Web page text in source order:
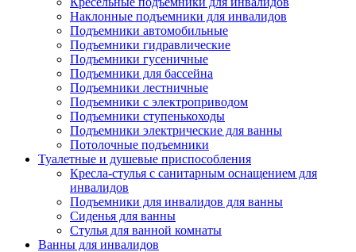
Наклонные подъемники для инвалидов
Подъемники автомобильные
Подъемники гидравлические
Подъемники гусеничные
Подъемники для бассейна
Подъемники лестничные
Подъемники с электроприводом
Подъемники ступенькоходы
Подъемники электрические для ванны
Потолочные подъемники
Туалетные и душевые приспособления
Кресла-стулья с санитарным оснащением для
инвалидов
Подъемники для инвалидов для ванны
Сиденья для ванны
Стулья для ванной комнаты
Ванны для инвалидов